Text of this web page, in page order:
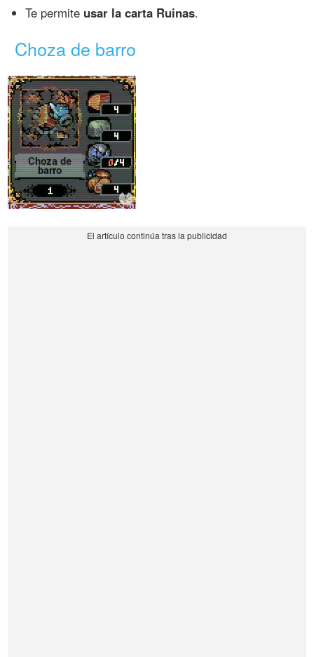
Te permite usar la carta Ruinas.
Choza de barro